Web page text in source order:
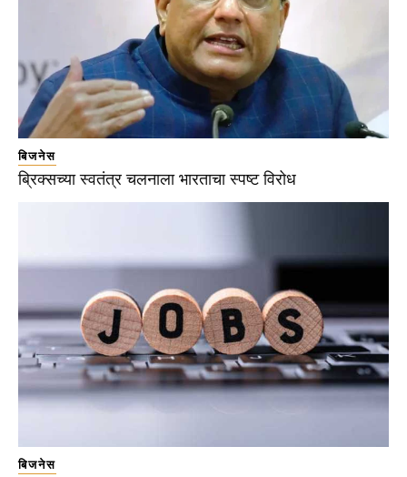
बिजनेस
ब्रिक्सच्या स्वतंत्र चलनाला भारताचा स्पष्ट विरोध
बिजनेस